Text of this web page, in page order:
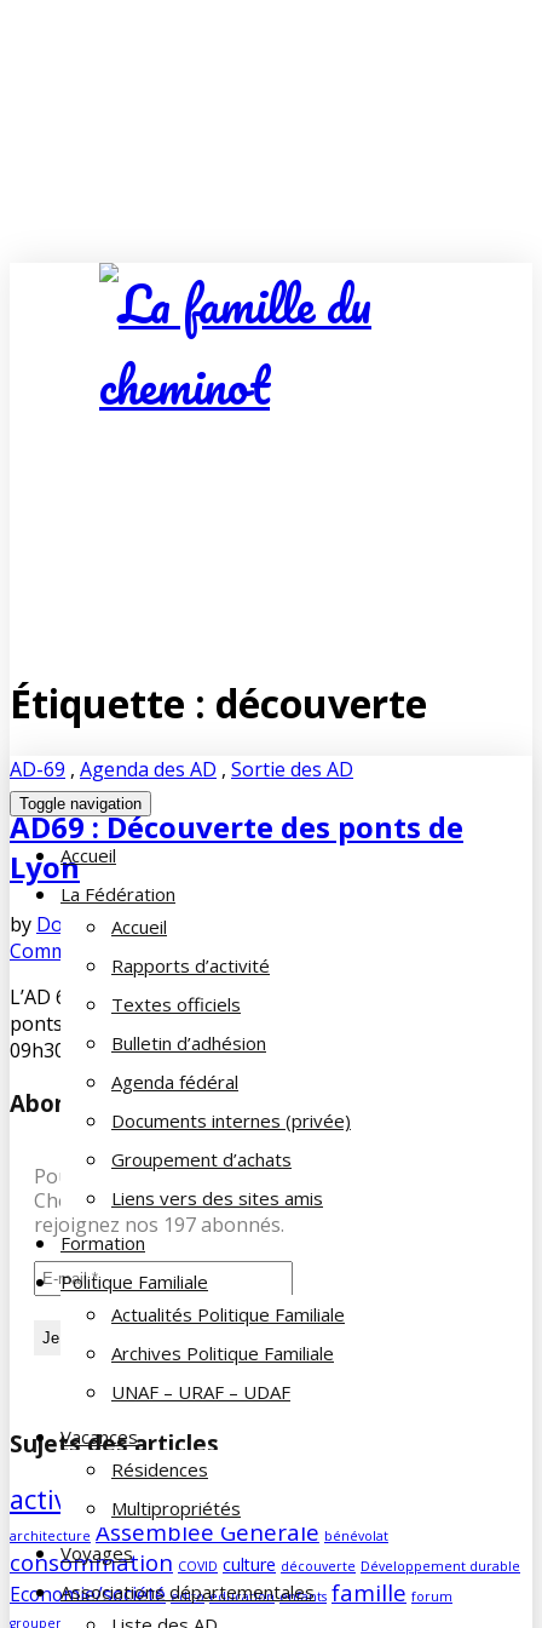
Toggle navigation
Accueil
La Fédération
Accueil
Rapports d’activité
Textes officiels
Bulletin d’adhésion
Agenda fédéral
Documents internes (privée)
Groupement d’achats
Liens vers des sites amis
Formation
Politique Familiale
Actualités Politique Familiale
Archives Politique Familiale
UNAF – URAF – UDAF
Vacances
Résidences
Multipropriétés
Voyages
Associations départementales
Étiquette : découverte
AD-69 , Agenda des AD , Sortie des AD
AD69 : Découverte des ponts de
Lyon
by Dominique DUPUY-LORIN
Comments
L’AD 69 vous propose une sortie à la découverte des
ponts de Lyon le dimanche 13 octobre 2019 à partir de
09h30.
Abonnez-vous à notre newsletter
Pour recevoir les dernières infos de la Famille du
Cheminot, abonnez-vous à notre newsletter et
rejoignez nos 197 abonnés.
Sujets des articles
activités AD agendaAidants familiaux
architecture Assemblée Générale bénévolat
consommation COVID culture découverte Développement durable
Economie/société edito education enfants famille forum
groupement d'achats histoire humeur